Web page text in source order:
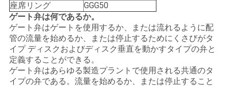
ス
引
用
座席リング
GGG50
ゲート弁は何であるか。
ゲート弁はゲートを使用するか、または流れるように配
管の流量を始めるか、または停止するためにくさびがタ
イプ ディスクおよびディスク垂直を動かすタイプの弁と
定義することができる。
ゲート弁はあらゆる製造プラントで使用される共通のタ
イプの弁である。流量を始めるか、または停止すること